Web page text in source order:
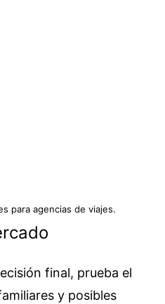
para agencias de viajes.
final, prueba el
y posibles